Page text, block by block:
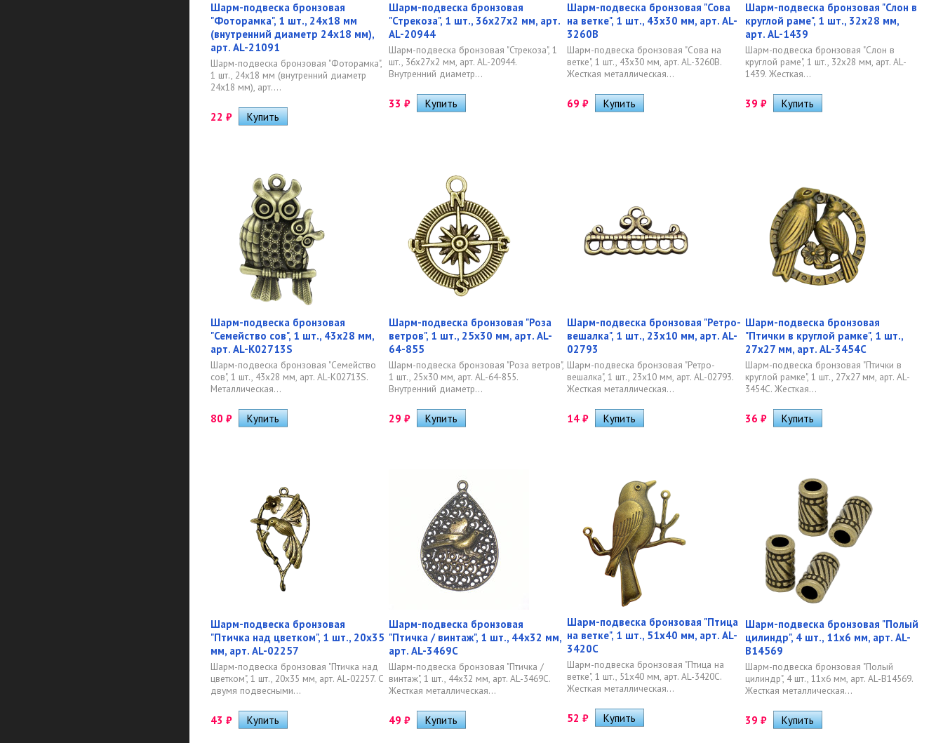
Шарм-подвеска бронзовая
"Фоторамка", 1 шт., 24х18 мм
(внутренний диаметр 24х18 мм),
арт. AL-21091
Шарм-подвеска бронзовая "Фоторамка",
1 шт., 24х18 мм (внутренний диаметр
24х18 мм), арт....
22 ₽
Шарм-подвеска бронзовая
"Стрекоза", 1 шт., 36х27х2 мм, арт.
AL-20944
Шарм-подвеска бронзовая "Стрекоза", 1
шт., 36х27х2 мм, арт. AL-20944.
Внутренний диаметр...
33 ₽
Шарм-подвеска бронзовая "Сова
на ветке", 1 шт., 43х30 мм, арт. AL-
3260B
Шарм-подвеска бронзовая "Сова на
ветке", 1 шт., 43х30 мм, арт. AL-3260B.
Жесткая металлическая...
69 ₽
Шарм-подвеска бронзовая "Слон в
круглой раме", 1 шт., 32х28 мм,
арт. AL-1439
Шарм-подвеска бронзовая "Слон в
круглой раме", 1 шт., 32х28 мм, арт. AL-
1439. Жесткая...
39 ₽
Шарм-подвеска бронзовая
"Семейство сов", 1 шт., 43х28 мм,
арт. AL-K02713S
Шарм-подвеска бронзовая "Семейство
сов", 1 шт., 43х28 мм, арт. AL-K02713S.
Металлическая...
80 ₽
Шарм-подвеска бронзовая "Роза
ветров", 1 шт., 25х30 мм, арт. AL-
64-855
Шарм-подвеска бронзовая "Роза ветров",
1 шт., 25х30 мм, арт. AL-64-855.
Внутренний диаметр...
29 ₽
Шарм-подвеска бронзовая "Ретро-
вешалка", 1 шт., 23х10 мм, арт. AL-
02793
Шарм-подвеска бронзовая "Ретро-
вешалка", 1 шт., 23х10 мм, арт. AL-02793.
Жесткая металлическая...
14 ₽
Шарм-подвеска бронзовая
"Птички в круглой рамке", 1 шт.,
27х27 мм, арт. AL-3454C
Шарм-подвеска бронзовая "Птички в
круглой рамке", 1 шт., 27х27 мм, арт. AL-
3454C. Жесткая...
36 ₽
Шарм-подвеска бронзовая
"Птичка над цветком", 1 шт., 20х35
мм, арт. AL-02257
Шарм-подвеска бронзовая "Птичка над
цветком", 1 шт., 20х35 мм, арт. AL-02257. С
двумя подвесными...
43 ₽
Шарм-подвеска бронзовая
"Птичка / винтаж", 1 шт., 44х32 мм,
арт. AL-3469С
Шарм-подвеска бронзовая "Птичка /
винтаж", 1 шт., 44х32 мм, арт. AL-3469С.
Жесткая металлическая...
49 ₽
Шарм-подвеска бронзовая "Птица
на ветке", 1 шт., 51х40 мм, арт. AL-
3420C
Шарм-подвеска бронзовая "Птица на
ветке", 1 шт., 51х40 мм, арт. AL-3420C.
Жесткая металлическая...
52 ₽
Шарм-подвеска бронзовая "Полый
цилиндр", 4 шт., 11х6 мм, арт. AL-
B14569
Шарм-подвеска бронзовая "Полый
цилиндр", 4 шт., 11х6 мм, арт. AL-B14569.
Жесткая металлическая...
39 ₽